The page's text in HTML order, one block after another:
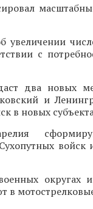
увеличении
с
два новых
и
в новых
округах
в